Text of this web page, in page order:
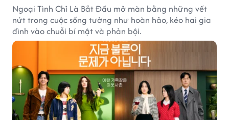
Ngoại Tình Chỉ Là Bắt Đầu mở màn bằng những vết
nứt trong cuộc sống tưởng như hoàn hảo, kéo hai gia
đình vào chuỗi bí mật và phản bội.